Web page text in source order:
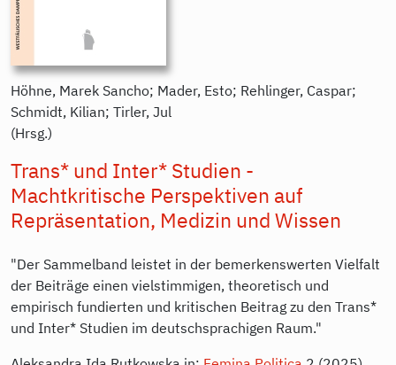
Höhne, Marek Sancho; Mader, Esto; Rehlinger, Caspar;
Schmidt, Kilian; Tirler, Jul
(Hrsg.)
Trans* und Inter* Studien -
Machtkritische Perspektiven auf
Repräsentation, Medizin und Wissen
"Der Sammelband leistet in der bemerkenswerten Vielfalt
der Beiträge einen vielstimmigen, theoretisch und
empirisch fundierten und kritischen Beitrag zu den Trans*
und Inter* Studien im deutschsprachigen Raum."